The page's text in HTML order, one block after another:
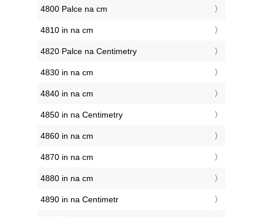
4800 Palce na cm
4810 in na cm
4820 Palce na Centimetry
4830 in na cm
4840 in na cm
4850 in na Centimetry
4860 in na cm
4870 in na cm
4880 in na cm
4890 in na Centimetr